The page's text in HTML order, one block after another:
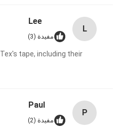
L
Lee
مفيدة (3)
tape, including their
P
Paul
مفيدة (2)